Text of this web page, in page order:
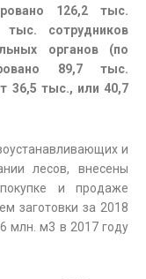
126,2 тыс.
сотрудников
органов (по
89,7 тыс.
36,5 тыс., или 40,7
и
лесов, внесены
и продаже
заготовки за 2018
млн. м3 в 2017 году